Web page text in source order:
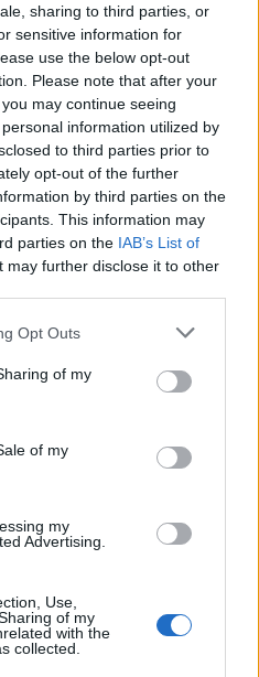
sharing to third parties, or
sensitive information for
use the below opt-out
Please note that after your
may continue seeing
information utilized by
to third parties prior to
opt-out of the further
by third parties on the
This information may
parties on the IAB’s List of
may further disclose it to other
uses one or more Google
behaviour. You may click to
and its third-party tags to
purposes in below Google
Opt Outs
of my
of my
my
Advertising.
Use,
of my
with the
collected.
συνεπής
στο
ικανός, ευγενής και
σημαντική πορεία στην
Το Διοικητικό Συμβούλιο
και συλλυπείται τους